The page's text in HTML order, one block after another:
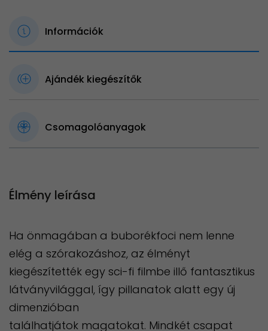
Információk
Ajándék kiegészítők
Csomagolóanyagok
Élmény leírása
Ha önmagában a buborékfoci nem lenne
elég a szórakozáshoz, az élményt
kiegészítették egy sci-fi filmbe illő fantasztikus
látványvilággal, így pillanatok alatt egy új
dimenzióban
találhatjátok magatokat. Mindkét csapat